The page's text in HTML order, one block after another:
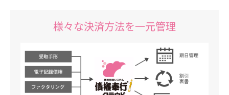
様々な決済方法を一元管理